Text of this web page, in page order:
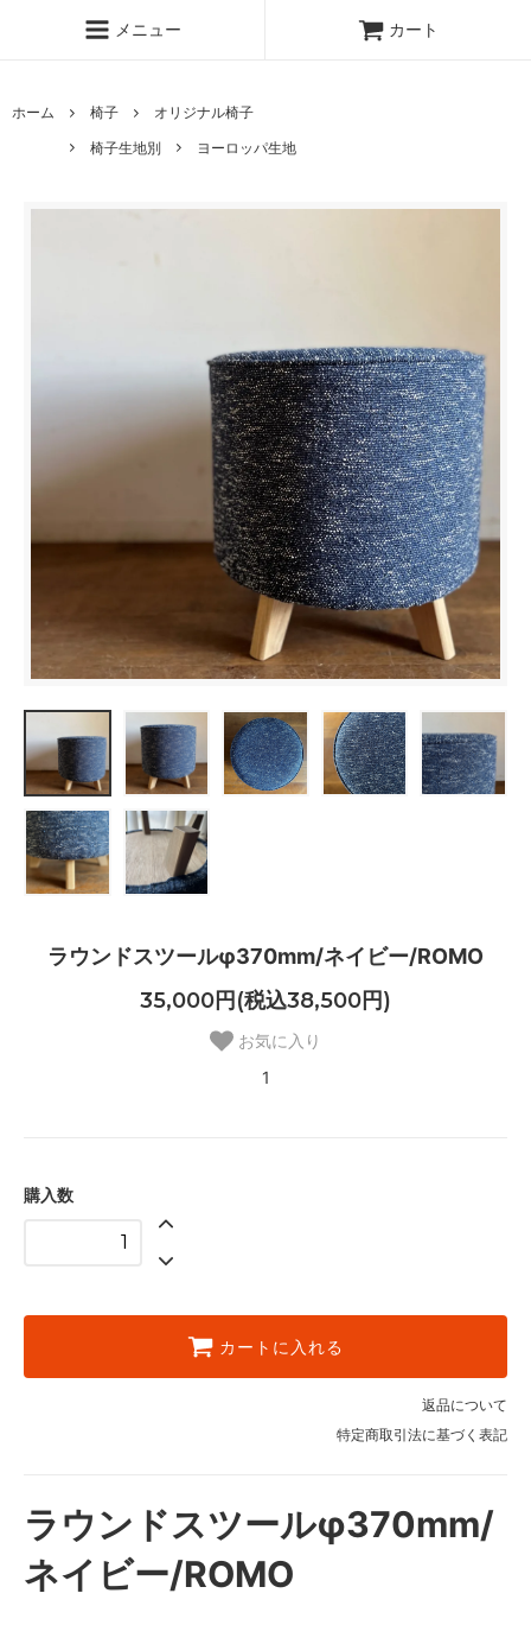
メニュー カート
ホーム 椅子
オリジナル椅子
椅子生地別
ヨーロッパ生地
ラウンドスツールφ370mm/ネイビー/ROMO
35,000円(税込38,500円)
お気に入り
1
購入数
カートに入れる
返品について
特定商取引法に基づく表記
ラウンドスツールφ370mm/
ネイビー/ROMO